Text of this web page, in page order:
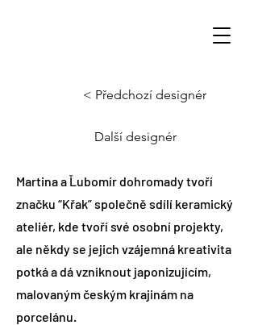
< Předchozí designér
Další designér
Martina a Ľubomír dohromady tvoří
značku “Křak” společně sdílí keramický
ateliér, kde tvoří své osobní projekty,
ale někdy se jejich vzájemná kreativita
potká a dá vzniknout japonizujícím,
malovaným českým krajinám na
porcelánu.